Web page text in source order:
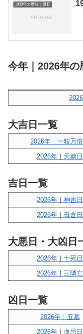
1930年の暦注｜選日
今年｜2026年の
大吉日一覧
2026年｜一粒万倍
2026年｜天赦日
吉日一覧
2026年｜神吉日
2026年｜母倉日
大悪日・大凶日
2026年｜十死日
2026年｜三隣亡
凶日一覧
2026年｜五墓
2026年｜血忌日